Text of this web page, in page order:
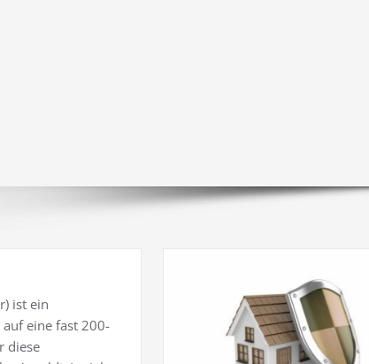
ist ein
auf eine fast 200-
diese